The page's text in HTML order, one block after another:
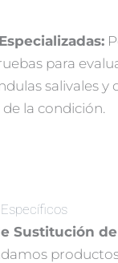
para
salivales y
la condición.
Sustitución de